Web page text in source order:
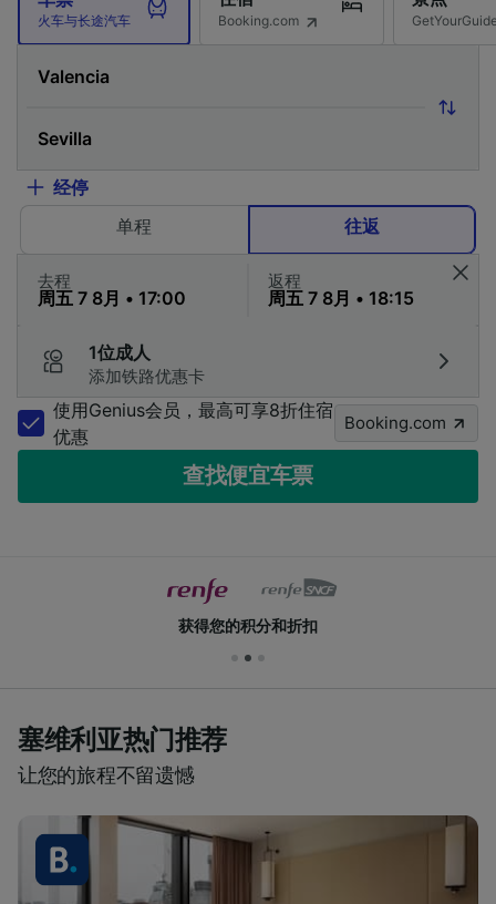
火车与长途汽车 Booking.com
经停
单程
往返
去程 返程
1位成人
添加铁路优惠卡
使用Genius会员，最高可享8折住宿
优惠
Booking.com
查找便宜车票
获得您的积分和折扣
塞维利亚热门推荐
让您的旅程不留遗憾